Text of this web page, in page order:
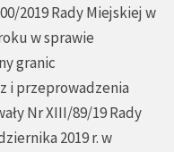
2019 Rady Miejskiej w
w sprawie
granic
i przeprowadzenia
Nr XIII/89/19 Rady
2019 r. w